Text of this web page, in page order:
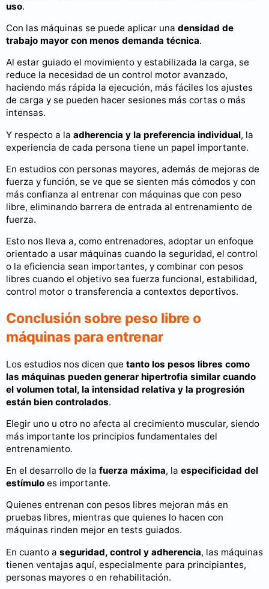
uso.
Con las máquinas se puede aplicar una densidad de
trabajo mayor con menos demanda técnica.
Al estar guiado el movimiento y estabilizada la carga, se
reduce la necesidad de un control motor avanzado,
haciendo más rápida la ejecución, más fáciles los ajustes
de carga y se pueden hacer sesiones más cortas o más
intensas.
Y respecto a la adherencia y la preferencia individual, la
experiencia de cada persona tiene un papel importante.
En estudios con personas mayores, además de mejoras de
fuerza y función, se ve que se sienten más cómodos y con
más confianza al entrenar con máquinas que con peso
libre, eliminando barrera de entrada al entrenamiento de
fuerza.
Esto nos lleva a, como entrenadores, adoptar un enfoque
orientado a usar máquinas cuando la seguridad, el control
o la eficiencia sean importantes, y combinar con pesos
libres cuando el objetivo sea fuerza funcional, estabilidad,
control motor o transferencia a contextos deportivos.
Conclusión sobre peso libre o
máquinas para entrenar
Los estudios nos dicen que tanto los pesos libres como
las máquinas pueden generar hipertrofia similar cuando
el volumen total, la intensidad relativa y la progresión
están bien controlados.
Elegir uno u otro no afecta al crecimiento muscular, siendo
más importante los principios fundamentales del
entrenamiento.
En el desarrollo de la fuerza máxima, la especificidad del
estímulo es importante.
Quienes entrenan con pesos libres mejoran más en
pruebas libres, mientras que quienes lo hacen con
máquinas rinden mejor en tests guiados.
En cuanto a seguridad, control y adherencia, las máquinas
tienen ventajas aquí, especialmente para principiantes,
personas mayores o en rehabilitación.